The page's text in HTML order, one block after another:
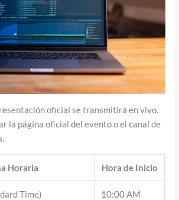
oficial se transmitirá en vivo.
la página oficial del evento o el canal de
Horaria Hora de Inicio
Time) 10:00 AM